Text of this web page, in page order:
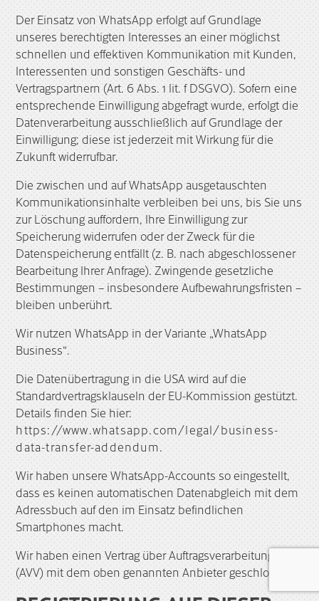
Der Einsatz von WhatsApp erfolgt auf Grundlage
unseres berechtigten Interesses an einer möglichst
schnellen und effektiven Kommunikation mit Kunden,
Interessenten und sonstigen Geschäfts- und
Vertragspartnern (Art. 6 Abs. 1 lit. f DSGVO). Sofern eine
entsprechende Einwilligung abgefragt wurde, erfolgt die
Datenverarbeitung ausschließlich auf Grundlage der
Einwilligung; diese ist jederzeit mit Wirkung für die
Zukunft widerrufbar.
Die zwischen und auf WhatsApp ausgetauschten
Kommunikationsinhalte verbleiben bei uns, bis Sie uns
zur Löschung auffordern, Ihre Einwilligung zur
Speicherung widerrufen oder der Zweck für die
Datenspeicherung entfällt (z. B. nach abgeschlossener
Bearbeitung Ihrer Anfrage). Zwingende gesetzliche
Bestimmungen – insbesondere Aufbewahrungsfristen –
bleiben unberührt.
Wir nutzen WhatsApp in der Variante „WhatsApp
Business“.
Die Datenübertragung in die USA wird auf die
Standardvertragsklauseln der EU-Kommission gestützt.
Details finden Sie hier:
https://www.whatsapp.com/legal/business-
data-transfer-addendum.
Wir haben unsere WhatsApp-Accounts so eingestellt,
dass es keinen automatischen Datenabgleich mit dem
Adressbuch auf den im Einsatz befindlichen
Smartphones macht.
Wir haben einen Vertrag über Auftragsverarbeitung
(AVV) mit dem oben genannten Anbieter geschlossen.